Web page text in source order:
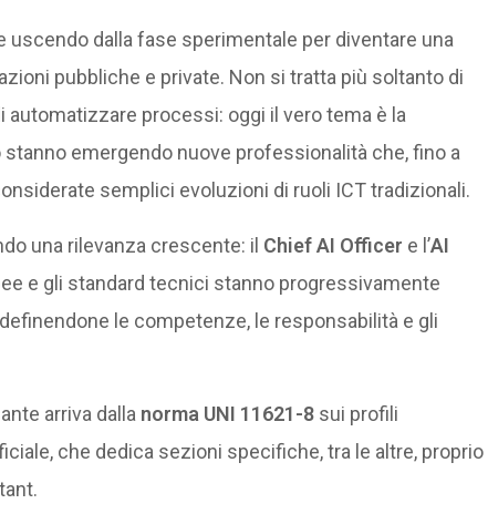
uscendo dalla fase sperimentale per diventare una
pubbliche e private. Non si tratta più soltanto di
automatizzare processi: oggi il vero tema è la
emergendo nuove professionalità che, fino a
semplici evoluzioni di ruoli ICT tradizionali.
una rilevanza crescente: il Chief AI Officer e l’AI
e gli standard tecnici stanno progressivamente
le competenze, le responsabilità e gli
arriva dalla norma UNI 11621-8sui profili
che dedica sezioni specifiche, tra le altre, proprio